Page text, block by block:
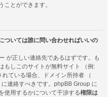
ことができます。
ついては誰に問い合わせればいいの
が正しい連絡先であるはずです。も
もしこのサイトが無料サイト （例:
ている場合、ドメイン所持者 （
連絡すべきです。phpBB Group に
使用するかについて干渉する権限は